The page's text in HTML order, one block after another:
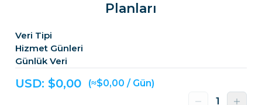
Planları
Veri Tipi
Hizmet Günleri
Günlük Veri
USD: $0,00 (≈$0,00 / Gün)